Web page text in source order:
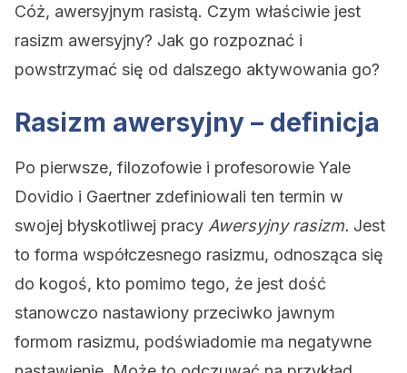
Cóż, awersyjnym rasistą. Czym właściwie jest
rasizm awersyjny? Jak go rozpoznać i
powstrzymać się od dalszego aktywowania go?
Rasizm awersyjny – definicja
Po pierwsze, filozofowie i profesorowie Yale
Dovidio i Gaertner zdefiniowali ten termin w
swojej błyskotliwej pracy Awersyjny rasizm. Jest
to forma współczesnego rasizmu, odnosząca się
do kogoś, kto pomimo tego, że jest dość
stanowczo nastawiony przeciwko jawnym
formom rasizmu, podświadomie ma negatywne